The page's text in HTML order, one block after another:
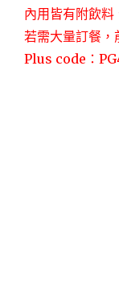
內用皆有附飲
若需大量訂餐，
Plus code：